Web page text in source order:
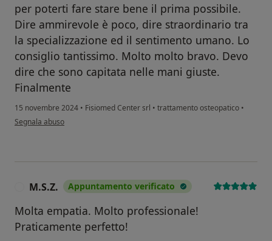
per poterti fare stare bene il prima possibile.
Dire ammirevole è poco, dire straordinario tra
la specializzazione ed il sentimento umano. Lo
consiglio tantissimo. Molto molto bravo. Devo
dire che sono capitata nelle mani giuste.
Finalmente
15 novembre 2024 • Fisiomed Center srl • trattamento osteopatico •
secondo l'opinione dell'utente Mirella Di Santo
Segnala abuso
M.S.Z. Appuntamento verificato
Molta empatia. Molto professionale!
Praticamente perfetto!